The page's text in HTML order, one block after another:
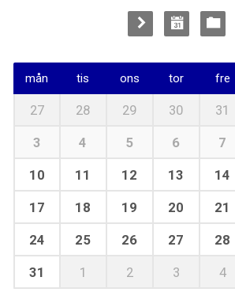
mån tis ons tor fre
27 28 29 30 31
3 4 5 6 7
10 11 12 13 14
17 18 19 20 21
24 25 26 27 28
31 1 2 3 4